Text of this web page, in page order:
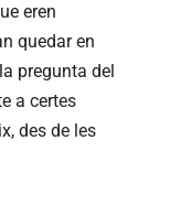
eren
quedar en
pregunta del
a certes
des de les